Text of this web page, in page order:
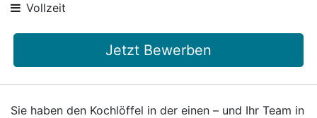
Vollzeit
Jetzt Bewerben
Sie haben den Kochlöffel in der einen – und Ihr Team in